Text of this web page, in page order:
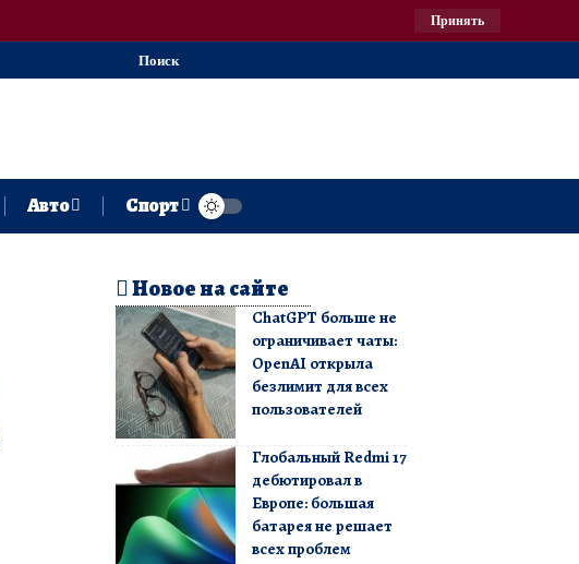
Принять
Поиск
Авто Спорт
Новое на сайте
ChatGPT больше не
ограничивает чаты:
OpenAI открыла
безлимит для всех
пользователей
Глобальный Redmi 17
дебютировал в
Европе: большая
батарея не решает
всех проблем